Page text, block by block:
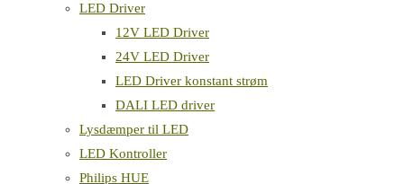
LED Driver
12V LED Driver
24V LED Driver
LED Driver konstant strøm
DALI LED driver
Lysdæmper til LED
LED Kontroller
Philips HUE